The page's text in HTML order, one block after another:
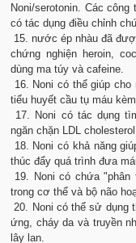
Noni/serotonin. Các
có tác dụng điều chỉnh
15. nước ép nhàu đã
chứng nghiện heroin,
dùng ma túy và cafeine.
16. Noni có thể giúp
tiểu huyết cầu tụ máu
17. Noni có tác dụng
ngăn chặn LDL
18. Noni có khả năng
thúc đẩy quá trình đưa
19. Noni có chứa
trong cơ thể và bộ não
20. Noni có thể sử dụng
ứng, cháy da và truyền
lây lan.